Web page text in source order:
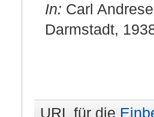
In: Carl
Darmstadt,
URL für die